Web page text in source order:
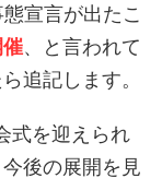
宣言が出たこ
、と言われて
追記します。
式を迎えられ
後の展開を見